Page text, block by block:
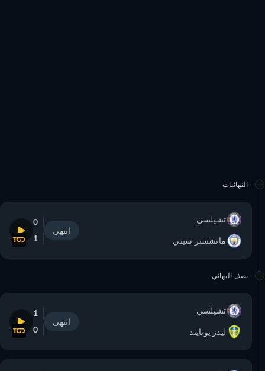
النهائيات
تشيلسي
مانشستر سيتي
انتهى
نصف النهائي
تشيلسي
ليدز يونايتد
انتهى